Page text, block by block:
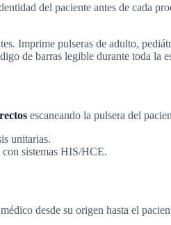
del paciente antes de cada
Imprime pulseras de adulto,
de barras legible durante toda la
escaneando la pulsera del
unitarias.
sistemas HIS/HCE.
desde su origen hasta el